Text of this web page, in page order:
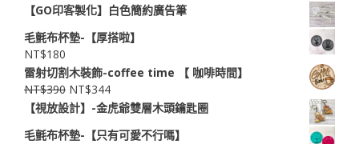
【GO印客製化】白色簡約廣告筆
毛氈布杯墊-【厚搭啦】
NT$180
雷射切割木裝飾-coffee time 【 ​咖啡時間】
NT$390 NT$344
【視放設計】-金虎爺雙層木頭鑰匙圈
毛氈布杯墊-【只有可愛不行嗎】